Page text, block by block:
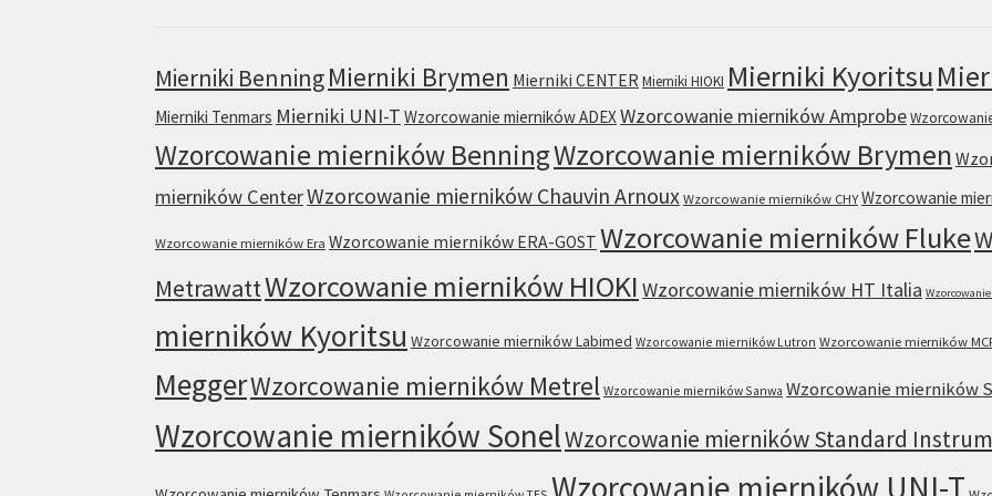
Mierniki BenningMierniki Brymen Mierniki CENTER Mierniki HIOKI Mierniki Kyoritsu
Mierniki Tenmars Mierniki UNI-T Wzorcowanie mierników ADEXWzorcowanie mierników Amprobe
Wzorcowanie mierników BenningWzorcowanie mierników Brymen
mierników CenterWzorcowanie mierników Chauvin Arnoux Wzorcowanie mierników CHY Wzorcowanie
Wzorcowanie mierników Era Wzorcowanie mierników ERA-GOST Wzorcowanie mierników Fluke
MetrawattWzorcowanie mierników HIOKI Wzorcowanie mierników HT Italia
mierników Kyoritsu Wzorcowanie mierników Labimed Wzorcowanie mierników Lutron Wzorcowanie mierników
MeggerWzorcowanie mierników Metrel Wzorcowanie mierników Sanwa Wzorcowanie mierników
Wzorcowanie mierników SonelWzorcowanie mierników Standard